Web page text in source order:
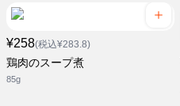
¥258(税込¥283.8)
鶏肉のスープ煮
85g